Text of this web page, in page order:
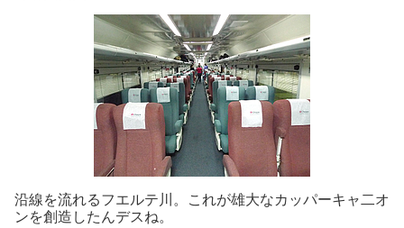
沿線を流れるフエルテ川。これが雄大なカッパーキャ二オ
ンを創造したんデスね。